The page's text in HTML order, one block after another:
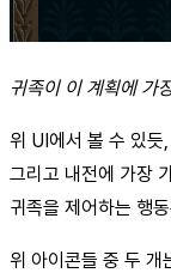
귀족이 이 계획에 가
위 UI에서 볼 수 있듯
그리고 내전에 가장
귀족을 제어하는 행
위 아이콘들 중 두 개